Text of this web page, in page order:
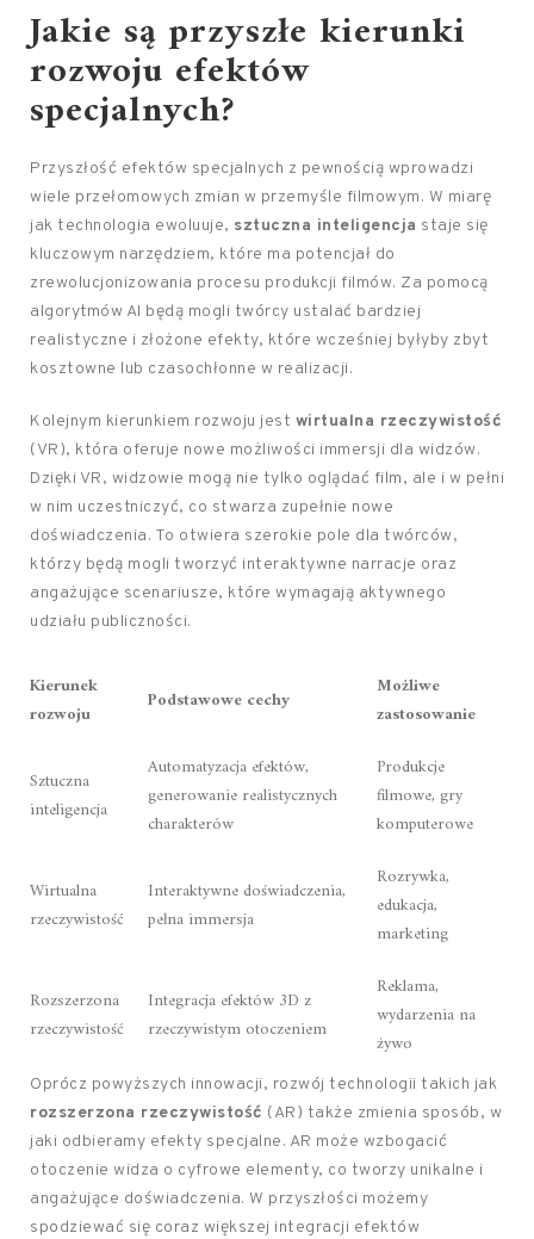
Jakie są przyszłe kierunki
rozwoju efektów
specjalnych?
Przyszłość efektów specjalnych z pewnością wprowadzi
wiele przełomowych zmian w przemyśle filmowym. W miarę
jak technologia ewoluuje, sztuczna inteligencja staje się
kluczowym narzędziem, które ma potencjał do
zrewolucjonizowania procesu produkcji filmów. Za pomocą
algorytmów AI będą mogli twórcy ustalać bardziej
realistyczne i złożone efekty, które wcześniej byłyby zbyt
kosztowne lub czasochłonne w realizacji.
Kolejnym kierunkiem rozwoju jest wirtualna rzeczywistość
(VR), która oferuje nowe możliwości immersji dla widzów.
Dzięki VR, widzowie mogą nie tylko oglądać film, ale i w pełni
w nim uczestniczyć, co stwarza zupełnie nowe
doświadczenia. To otwiera szerokie pole dla twórców,
którzy będą mogli tworzyć interaktywne narracje oraz
angażujące scenariusze, które wymagają aktywnego
udziału publiczności.
Kierunek
rozwoju
Podstawowe cechy
Możliwe
zastosowanie
Sztuczna
inteligencja
Automatyzacja efektów,
generowanie realistycznych
charakterów
Produkcje
filmowe, gry
komputerowe
Wirtualna
rzeczywistość
Interaktywne doświadczenia,
pełna immersja
Rozrywka,
edukacja,
marketing
Rozszerzona
rzeczywistość
Integracja efektów 3D z
rzeczywistym otoczeniem
Reklama,
wydarzenia na
żywo
Oprócz powyższych innowacji, rozwój technologii takich jak
rozszerzona rzeczywistość (AR) także zmienia sposób, w
jaki odbieramy efekty specjalne. AR może wzbogacić
otoczenie widza o cyfrowe elementy, co tworzy unikalne i
angażujące doświadczenia. W przyszłości możemy
spodziewać się coraz większej integracji efektów